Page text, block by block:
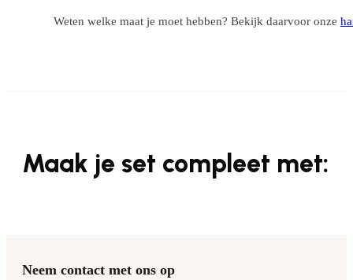
Weten welke maat je moet hebben? Bekijk daarvoor onze
Maak je set compleet met:
Neem contact met ons op